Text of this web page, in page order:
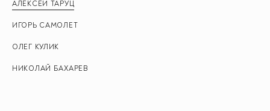
АЛЕКСЕЙ ТАРУЦ
ИГОРЬ САМОЛЕТ
ОЛЕГ КУЛИК
НИКОЛАЙ БАХАРЕВ